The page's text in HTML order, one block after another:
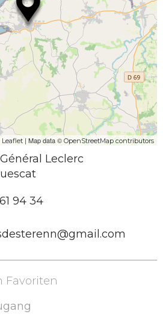
Leaflet | Map data © OpenStreetMap contributors
Leclerc
94 34
Favoriten